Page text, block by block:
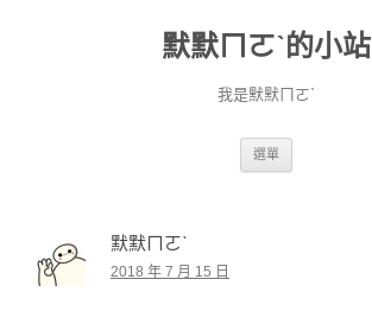
默默ㄇㄛˋ的小站
我是默默ㄇㄛˋ
選單
默默ㄇㄛˋ
2018 年 7 月 15 日